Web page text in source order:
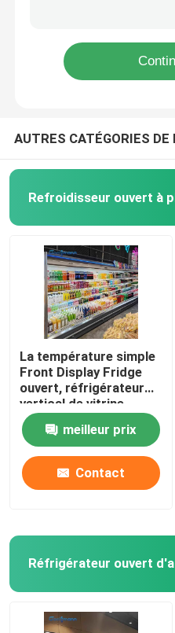
Réfrigérateur ouvert
Congélateur d'île de
Congélateur d'affichage
Refroidisseur
Congélateur de chambre
refroidisseur en verre
Refroidisseur d'affichage
Congélateur d'affichage
Refroidisseur de
Congélateur profond
AUTRES CATÉGORIES DE
La température simple
Front Display Fridge
ouvert, réfrigérateur
vertical de vitrine
meilleur prix
Contact
Réfrigérateur ouvert